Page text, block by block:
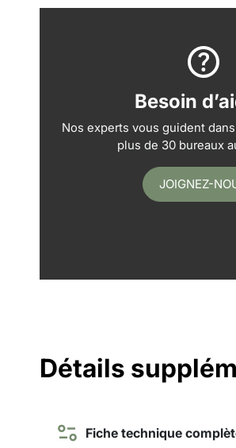
Besoin
Nos experts vous guident
plus de 30 bureaux
JOIGNEZ-
Détails
Fiche technique